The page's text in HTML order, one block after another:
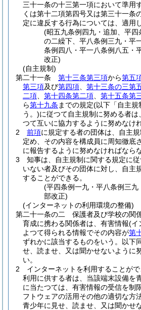
三十一条の十三第一項において準用
くは第十二項第四号又は第三十一条
定に違反する行為については、適用
(昭五九条例四九・追加、平四
の二繰下、平八条例三九・平
条例四八・平一八条例八五・
改正)
(自主規制)
第二十一条
第十三条第三項から第五
第三項及び第四項 第十三条の三第
二項
第十四条第二項 第十五条第
ら第十九条 までの規定(以下「自主規
う。)に従つて自主規制に努める者
つて互いに協力するように努めなけ
2
前項に規定する者の団体は、自主
定め、その内容を構成員に周知徹底
に報告するように努めなければならな
3
知事は、自主規制に関する規定に
いない者及びその団体に対し、自主
することができる。
(平四条例一九・平八条例三
部改正)
(インターネットの利用環境の整備)
第二十一条の二
保護者及び学校の関
育成に携わる関係者は、有害情報(イ
よつて得られる情報でその内容が第
ずれかに該当するものをいう。以下
せ、読ませ、又は聞かせないように
い。
2
インターネットを利用することが
利用に供する者は、当該端末設備を
に当たつては、有害情報の受信を制
フトウェアの活用その他の適切な方
青少年に見せ、読ませ、又は聞かせ